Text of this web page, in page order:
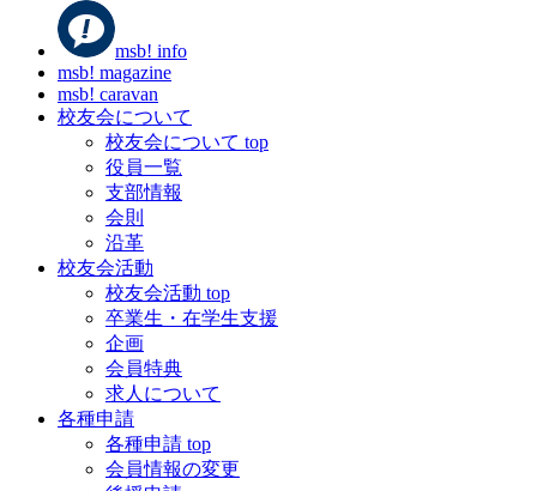
msb! info
msb! magazine
msb! caravan
校友会について
校友会について top
役員一覧
支部情報
会則
沿革
校友会活動
校友会活動 top
卒業生・在学生支援
企画
会員特典
求人について
各種申請
各種申請 top
会員情報の変更